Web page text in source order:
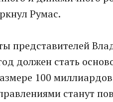
Румас.
представителей
должен стать
100
станут